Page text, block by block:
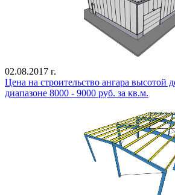
02.08.2017 г.
Цена на строительство ангара высотой
диапазоне 8000 - 9000 руб. за кв.м.